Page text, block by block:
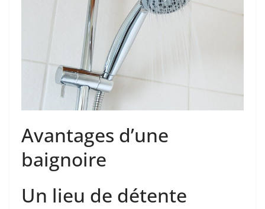
Avantages d’une
baignoire
Un lieu de détente